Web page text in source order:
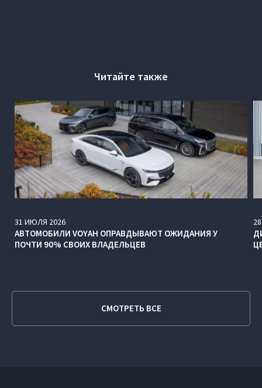
Читайте также
31 ИЮЛЯ 2026
АВТОМОБИЛИ VOYAH ОПРАВДЫВАЮТ ОЖИДАНИЯ У
ПОЧТИ 90% СВОИХ ВЛАДЕЛЬЦЕВ
28
СМОТРЕТЬ ВСЕ